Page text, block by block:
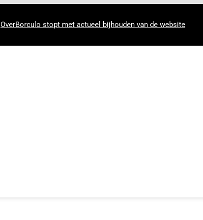
OverBorculo stopt met actueel bijhouden van de website